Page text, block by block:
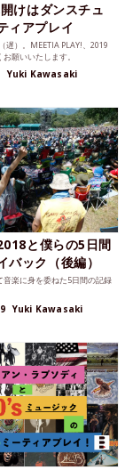
けはダンスチュ
ィアプレイ
遅）。MEETIA PLAY!、2019
願いいたします。
Yuki Kawasaki
と僕らの5日間
バック（後編）
音楽に身を委ねた5日間の記録
Yuki Kawasaki